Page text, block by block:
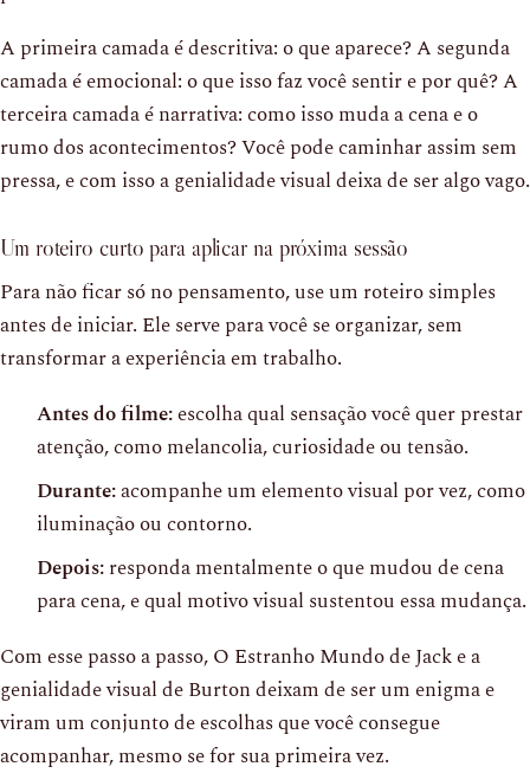
A primeira camada é descritiva: o que aparece? A segunda
camada é emocional: o que isso faz você sentir e por quê? A
terceira camada é narrativa: como isso muda a cena e o
rumo dos acontecimentos? Você pode caminhar assim sem
pressa, e com isso a genialidade visual deixa de ser algo vago.
Um roteiro curto para aplicar na próxima sessão
Para não ficar só no pensamento, use um roteiro simples
antes de iniciar. Ele serve para você se organizar, sem
transformar a experiência em trabalho.
Antes do filme:escolha qual sensação você quer prestar
atenção, como melancolia, curiosidade ou tensão.
Durante:acompanhe um elemento visual por vez, como
iluminação ou contorno.
Depois:responda mentalmente o que mudou de cena
para cena, e qual motivo visual sustentou essa mudança.
Com esse passo a passo, O Estranho Mundo de Jack e a
genialidade visual de Burton deixam de ser um enigma e
viram um conjunto de escolhas que você consegue
acompanhar, mesmo se for sua primeira vez.